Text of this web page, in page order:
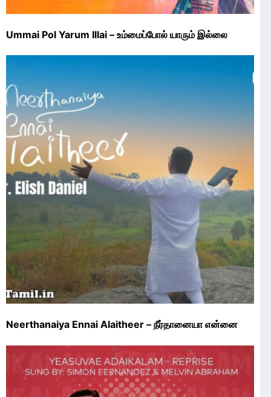
Ummai Pol Yarum Illai – உம்மைப்போல் யாரும் இல்லை
Neerthanaiya Ennai Alaitheer – நீர்தானையா என்னை